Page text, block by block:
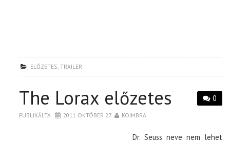
ELŐZETES,TRAILER
0
The Lorax előzetes
PUBLIKÁLTA 2011. OKTÓBER 27. KOIMBRA
Dr. Seuss neve nem lehet